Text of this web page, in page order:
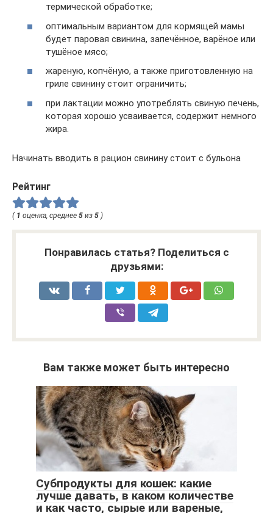
термической обработке;
оптимальным вариантом для кормящей мамы
будет паровая свинина, запечённое, варёное или
тушёное мясо;
жареную, копчёную, а также приготовленную на
гриле свинину стоит ограничить;
при лактации можно употреблять свиную печень,
которая хорошо усваивается, содержит немного
жира.
Начинать вводить в рацион свинину стоит с бульона
Рейтинг
( 1 оценка, среднее 5 из 5 )
Понравилась статья? Поделиться с
друзьями:
Вам также может быть интересно
Субпродукты для кошек: какие
лучше давать, в каком количестве
и как часто, сырые или вареные,